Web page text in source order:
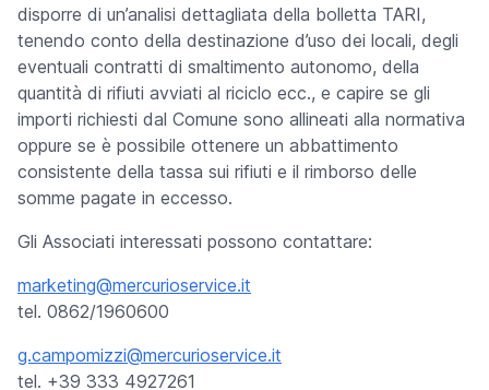
disporre di un’analisi dettagliata della bolletta TARI,
tenendo conto della destinazione d’uso dei locali, degli
eventuali contratti di smaltimento autonomo, della
quantità di rifiuti avviati al riciclo ecc., e capire se gli
importi richiesti dal Comune sono allineati alla normativa
oppure se è possibile ottenere un abbattimento
consistente della tassa sui rifiuti e il rimborso delle
somme pagate in eccesso.
Gli Associati interessati possono contattare:
marketing@mercurioservice.it
tel. 0862/1960600
g.campomizzi@mercurioservice.it
tel. +39 333 4927261